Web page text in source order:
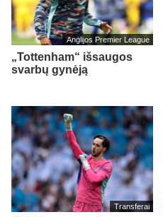
Anglijos Premier League
„Tottenham“ išsaugos
svarbų gynėją
Transferai